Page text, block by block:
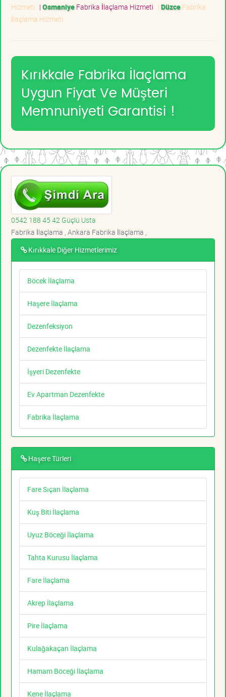
Hizmeti | OsmaniyeFabrika İlaçlama Hizmeti | DüzceFabrika
İlaçlama Hizmeti
Kırıkkale Fabrika İlaçlama
Uygun Fiyat Ve Müşteri
Memnuniyeti Garantisi !
0542 188 45 42 Güçlü Usta
Fabrika İlaçlama , Ankara Fabrika İlaçlama ,
Kırıkkale Diğer Hizmetlerimiz
Böcek İlaçlama
Haşere İlaçlama
Dezenfeksiyon
Dezenfekte İlaçlama
İşyeri Dezenfekte
Ev Apartman Dezenfekte
Fabrika İlaçlama
Haşere Türleri
Fare Sıçan İlaçlama
Kuş Biti İlaçlama
Uyuz Böceği İlaçlama
Tahta Kurusu İlaçlama
Fare İlaçlama
Akrep İlaçlama
Pire İlaçlama
Kulağakaçan İlaçlama
Hamam Böceği İlaçlama
Kene İlaçlama